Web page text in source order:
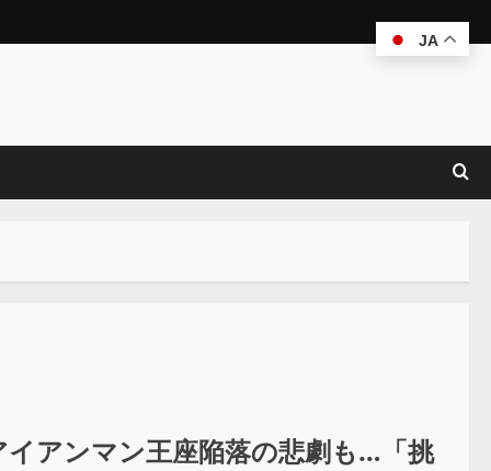
イアンマン王座陥落の悲劇も…「挑
JA